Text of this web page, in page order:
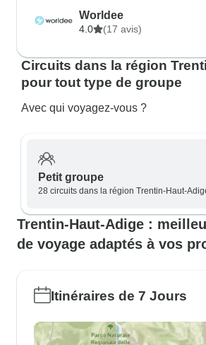
Worldee
4.0 (17 avis)
Circuits dans la région
pour tout type de groupe
Avec qui voyagez-vous ?
Petit groupe
28 circuits dans la région Trentin-Haut-
Trentin-Haut-Adige :
de voyage adaptés à vos
Itinéraires de 7 Jours